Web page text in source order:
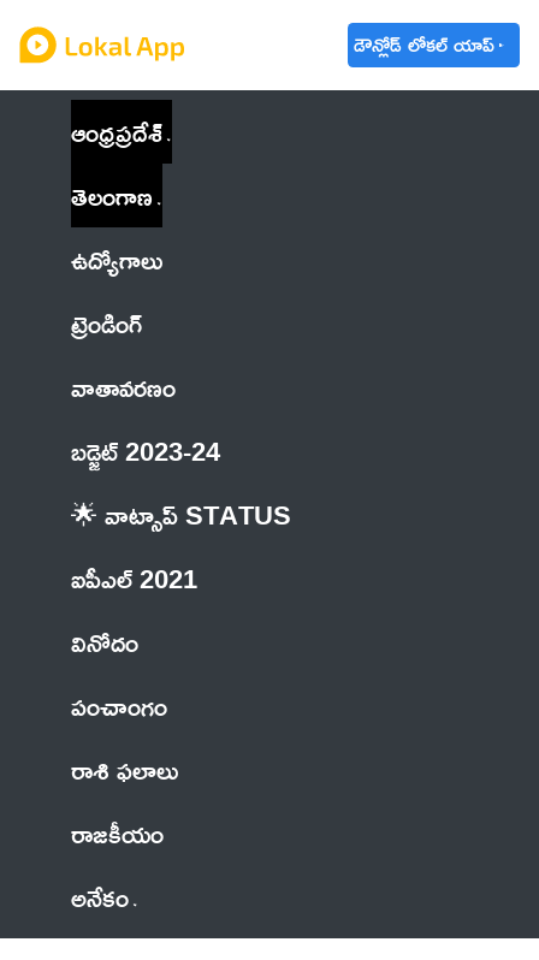
డౌన్లోడ్ లోకల్ యాప్
ఆంధ్రప్రదేశ్
తెలంగాణ
ఉద్యోగాలు
ట్రెండింగ్
వాతావరణం
బడ్జెట్ 2023-24
🌟 వాట్సాప్ STATUS
ఐపీఎల్ 2021
వినోదం
పంచాంగం
రాశి ఫలాలు
రాజకీయం
అనేకం